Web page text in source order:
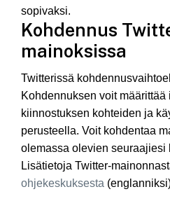
sopivaksi.
Kohdennus
mainoksissa
Twitterissä
Kohdennuksen voit
kiinnostuksen kohteiden ja
perusteella. Voit kohdentaa
olemassa olevien seuraajiesi
Lisätietoja Twitter-
ohjekeskuksesta